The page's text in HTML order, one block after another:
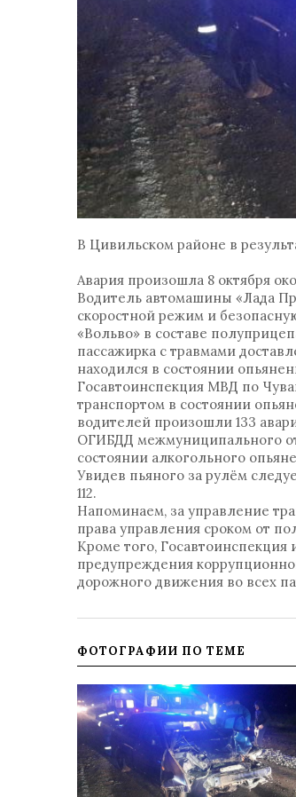
В Цивильском районе в
Авария произошла 8 октября
Водитель автомашины «Лада
скоростной режим и
«Вольво» в составе
пассажирка с травмами
находился в состоянии
Госавтоинспекция МВД по
транспортом в состоянии
водителей произошли 133
ОГИБДД межмуниципального
состоянии алкогольного
Увидев пьяного за рулём
112.
Напоминаем, за управление
права управления сроком от
Кроме того,
предупреждения
дорожного движения во всех
ФОТОГРАФИИ ПО ТЕМЕ